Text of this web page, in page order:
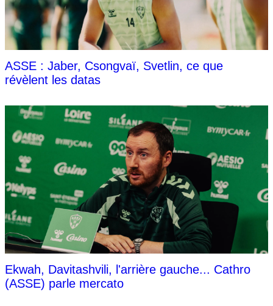
ASSE : Jaber, Csongvaï, Svetlin, ce que
révèlent les datas
Ekwah, Davitashvili, l'arrière gauche... Cathro
(ASSE) parle mercato